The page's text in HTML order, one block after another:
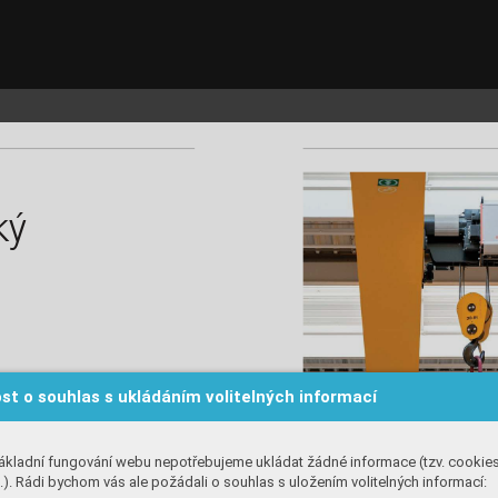
o souhlas s ukládáním volitelných informací
fungování webu nepotřebujeme ukládat žádné informace (tzv. cookies
Rádi bychom vás ale požádali o souhlas s uložením volitelných informací:
ý